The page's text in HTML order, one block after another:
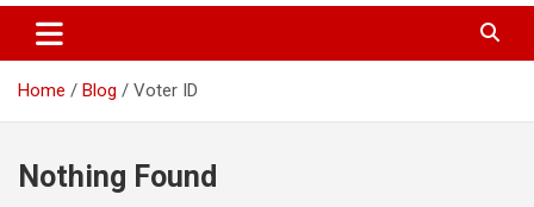
Home Blog Voter ID
Nothing Found